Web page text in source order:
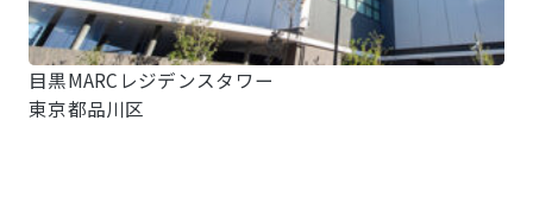
目黒MARCレジデンスタワー
東京都品川区